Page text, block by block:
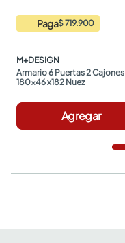
Paga$ 719.900
M+DESIGN
Armario 6 Puertas 2 Cajones
180x46 x182 Nuez
Agregar